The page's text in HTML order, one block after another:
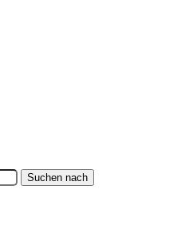
Suchen nach